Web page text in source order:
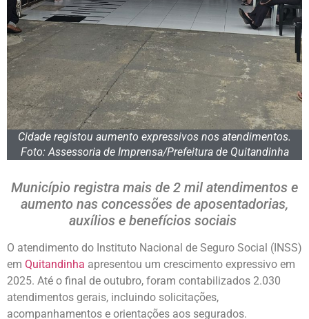
Cidade registou aumento expressivos nos atendimentos.
Foto: Assessoria de Imprensa/Prefeitura de Quitandinha
Município registra mais de 2 mil atendimentos e
aumento nas concessões de aposentadorias,
auxílios e benefícios sociais
O atendimento do Instituto Nacional de Seguro Social (INSS)
em Quitandinha apresentou um crescimento expressivo em
2025. Até o final de outubro, foram contabilizados 2.030
atendimentos gerais, incluindo solicitações,
acompanhamentos e orientações aos segurados.